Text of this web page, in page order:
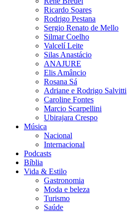
Ricardo Soares
Rodrigo Pestana
Sergio Renato de Mello
Silmar Coelho
Valcelí Leite
Silas Anastácio
ANAJURE
Elis Amâncio
Rosana Sá
Adriane e Rodrigo Salvitti
Caroline Fontes
Marcio Scarpellini
Ubirajara Crespo
Música
Nacional
Internacional
Podcasts
Bíblia
Vida & Estilo
Gastronomia
Moda e beleza
Turismo
Saúde